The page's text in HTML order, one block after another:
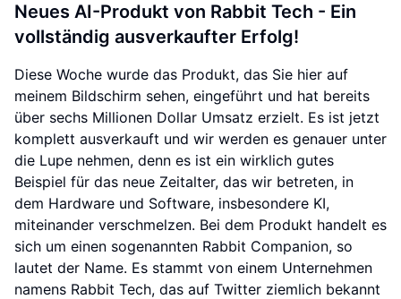
Neues AI-Produkt von Rabbit Tech - Ein
vollständig ausverkaufter Erfolg!
Diese Woche wurde das Produkt, das Sie hier auf
meinem Bildschirm sehen, eingeführt und hat bereits
über sechs Millionen Dollar Umsatz erzielt. Es ist jetzt
komplett ausverkauft und wir werden es genauer unter
die Lupe nehmen, denn es ist ein wirklich gutes
Beispiel für das neue Zeitalter, das wir betreten, in
dem Hardware und Software, insbesondere KI,
miteinander verschmelzen. Bei dem Produkt handelt es
sich um einen sogenannten Rabbit Companion, so
lautet der Name. Es stammt von einem Unternehmen
namens Rabbit Tech, das auf Twitter ziemlich bekannt